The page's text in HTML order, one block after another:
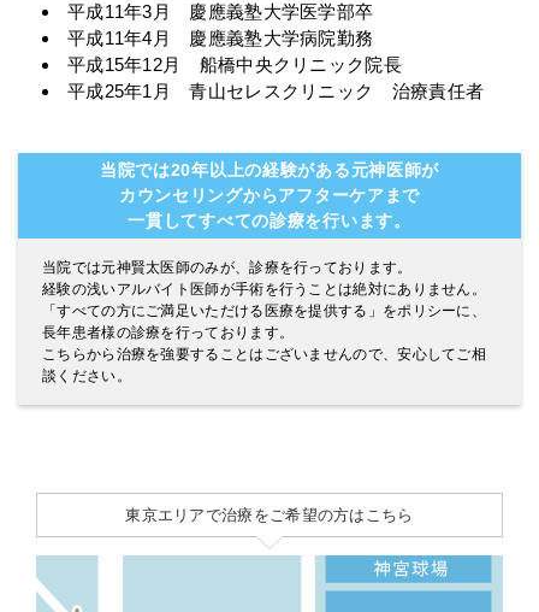
平成11年3月 慶應義塾大学医学部卒
平成11年4月 慶應義塾大学病院勤務
平成15年12月 船橋中央クリニック院長
平成25年1月 青山セレスクリニック 治療責任者
当院では20年以上の経験がある元神医師が
カウンセリングからアフターケアまで
一貫してすべての診療を行います。
当院では元神賢太医師のみが、診療を行っております。
経験の浅いアルバイト医師が手術を行うことは絶対にありません。
「すべての方にご満足いただける医療を提供する」をポリシーに、
長年患者様の診療を行っております。
こちらから治療を強要することはございませんので、安心してご相
談ください。
東京エリアで治療をご希望の方はこちら